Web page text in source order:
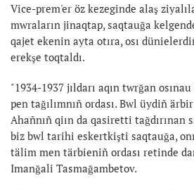
Vice-prem'er öz kezeginde alaş
mwraların jinaqtap, saqtauğa
qajet ekenin ayta otıra, osı
erekşe toqtaldı.
"1934-1937 jıldarı aqın twrğan
pen tağılımnıñ ordası. Bwl üydiñ
Ahañnıñ qiın da qasiretti tağdırınan
biz bwl tarihi eskertkişti saqtauğa,
tälim men tärbieniñ ordası retinde
Imanğali Tasmağambetov.